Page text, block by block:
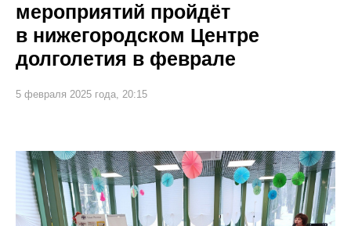
мероприятий пройдёт
в нижегородском Центре
долголетия в феврале
5 февраля 2025 года, 20:15